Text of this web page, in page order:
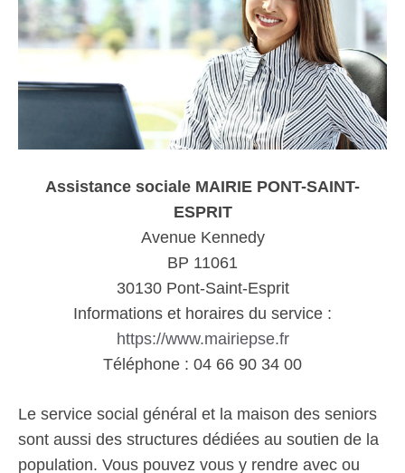
Assistance sociale MAIRIE PONT-SAINT-
ESPRIT
Avenue Kennedy
BP 11061
30130 Pont-Saint-Esprit
Informations et horaires du service :
https://www.mairiepse.fr
Téléphone : 04 66 90 34 00
Le service social général et la maison des seniors
sont aussi des structures dédiées au soutien de la
population. Vous pouvez vous y rendre avec ou